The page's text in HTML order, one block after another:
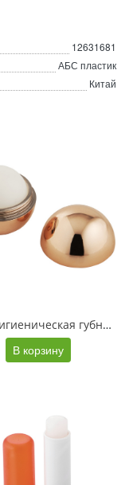
12631681
АБС пластик
Китай
Elena гигиеническая губная помада, кремовый
В корзину